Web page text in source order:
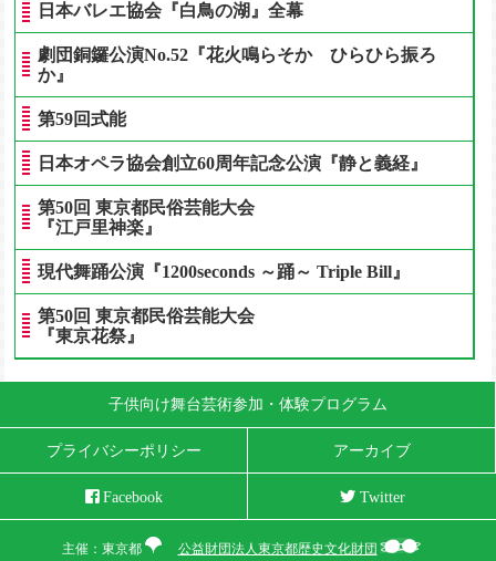
日本バレエ協会『白鳥の湖』全幕
劇団銅鑼公演No.52『花火鳴らそか ひらひら振ろ
か』
第59回式能
日本オペラ協会創立60周年記念公演『静と義経』
第50回 東京都民俗芸能大会
『江戸里神楽』
現代舞踊公演『1200seconds ～踊～ Triple Bill』
第50回 東京都民俗芸能大会
『東京花祭』
子供向け舞台芸術参加・体験プログラム
プライバシーポリシー アーカイブ
Facebook Twitter
主催：東京都 公益財団法人東京都歴史文化財団